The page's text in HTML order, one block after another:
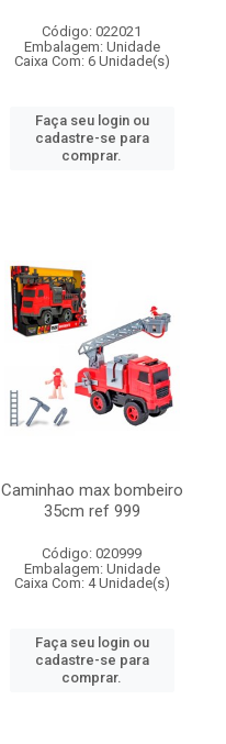
Código: 022021
Embalagem: Unidade
Caixa Com: 6 Unidade(s)
Faça seu login ou
cadastre-se para
comprar.
Caminhao max bombeiro
35cm ref 999
Código: 020999
Embalagem: Unidade
Caixa Com: 4 Unidade(s)
Faça seu login ou
cadastre-se para
comprar.